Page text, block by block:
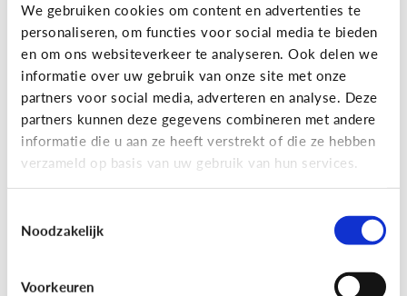
We gebruiken cookies om content en advertenties te
personaliseren, om functies voor social media te bieden
en om ons websiteverkeer te analyseren. Ook delen we
informatie over uw gebruik van onze site met onze
partners voor social media, adverteren en analyse. Deze
partners kunnen deze gegevens combineren met andere
informatie die u aan ze heeft verstrekt of die ze hebben
verzameld op basis van uw gebruik van hun services.
Noodzakelijk
Voorkeuren
Wat is Fall Guys?